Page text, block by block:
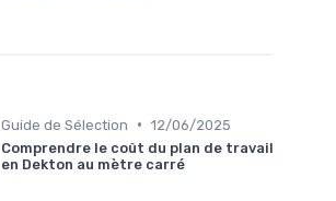
Guide de Sélection • 12/06/2025
Comprendre le coût du plan de travail
en Dekton au mètre carré